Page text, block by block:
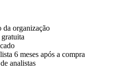
da organização
6 meses após a compra
analistas